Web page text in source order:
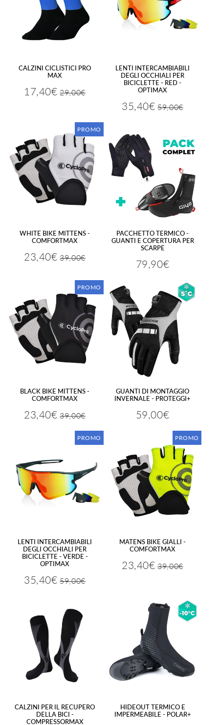
CALZINI CICLISTICI PRO
MAX
Prezzo
17,40€ 17,40€
Prezzo
29,00€29,00€
LENTI INTERCAMBIABILI
DEGLI OCCHIALI PER
BICICLETTE - RED -
OPTIMAX
Prezzo
35,40€ 35,40€
Prezzo
59,00€59,00€
PROMO
WHITE BIKE MITTENS -
COMFORTMAX
Prezzo
23,40€ 23,40€
Prezzo
39,00€39,00€
PACCHETTO TERMICO -
GUANTI E COPERTURA PER
SCARPE
Prezzo
79,90€
PROMO
BLACK BIKE MITTENS -
COMFORTMAX
Prezzo
23,40€ 23,40€
Prezzo
39,00€39,00€
GUANTI DI MONTAGGIO
INVERNALE - PROTEGGI+
Prezzo
59,00€
PROMO
LENTI INTERCAMBIABILI
DEGLI OCCHIALI PER
BICICLETTE - VERDE -
OPTIMAX
Prezzo
35,40€ 35,40€
Prezzo
59,00€59,00€
PROMO
MATENS BIKE GIALLI -
COMFORTMAX
Prezzo
23,40€ 23,40€
Prezzo
39,00€39,00€
CALZINI PER IL RECUPERO
DELLA BICI -
COMPRESSORMAX
HIDEOUT TERMICO E
IMPERMEABILE - POLAR+